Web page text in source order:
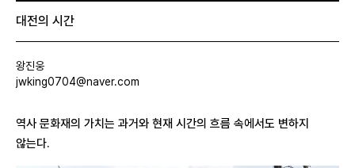
대전의 시간
왕진웅
jwking0704@naver.com
역사 문화재의 가치는 과거와 현재 시간의 흐름 속에서도 변하지
않는다.